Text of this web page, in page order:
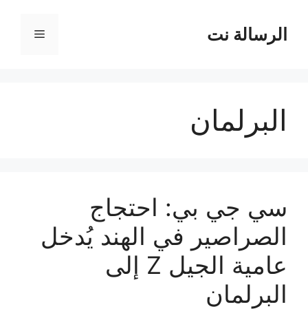
المحتوىالرسالة نت القائمة
البرلمان
سي جي بي: احتجاج
الصراصير في الهند يُدخل
عامية الجيل Z إلى
البرلمان